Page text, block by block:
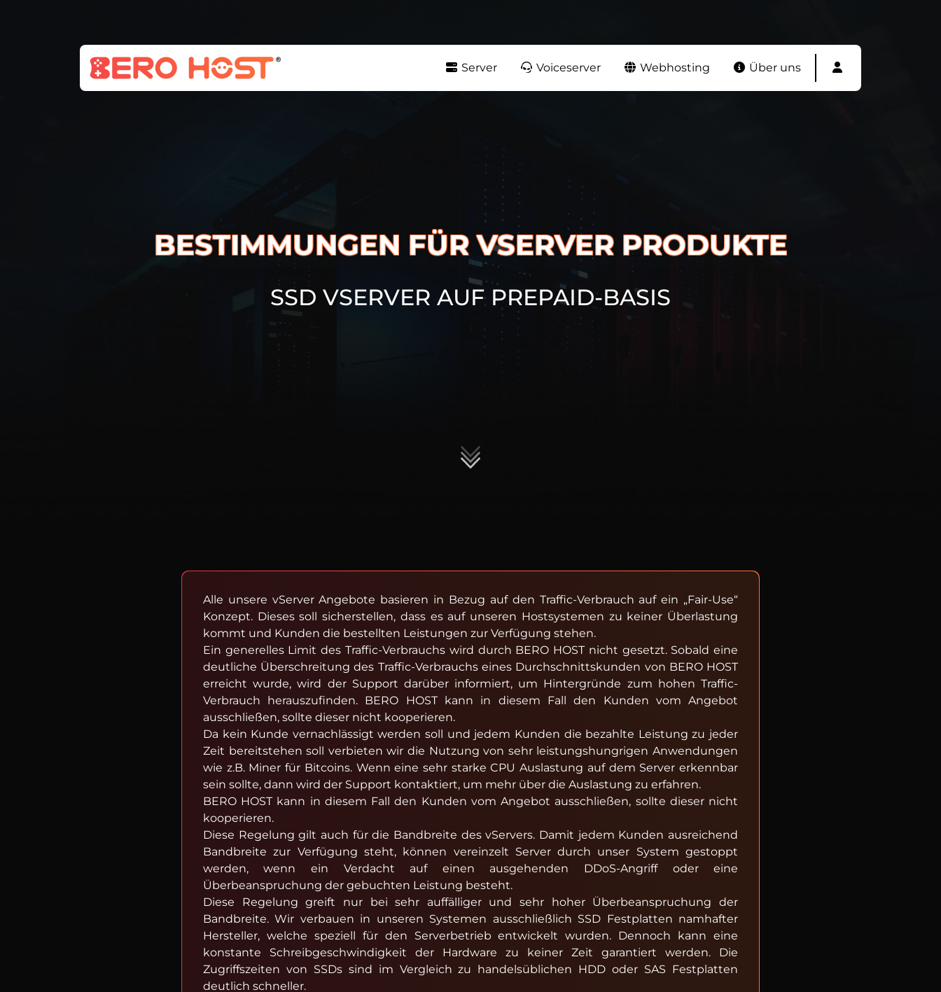
Server Voiceserver Webhosting Über uns
BESTIMMUNGEN FÜR VSERVER PRODUKTE
SSD VSERVER AUF PREPAID-BASIS
Alle unsere vServer Angebote basieren in Bezug auf den Traffic-Verbrauch auf ein „Fair-Use“
Konzept. Dieses soll sicherstellen, dass es auf unseren Hostsystemen zu keiner Überlastung
kommt und Kunden die bestellten Leistungen zur Verfügung stehen.
Ein generelles Limit des Traffic-Verbrauchs wird durch BERO HOST nicht gesetzt. Sobald eine
deutliche Überschreitung des Traffic-Verbrauchs eines Durchschnittskunden von BERO HOST
erreicht wurde, wird der Support darüber informiert, um Hintergründe zum hohen Traffic-
Verbrauch herauszufinden. BERO HOST kann in diesem Fall den Kunden vom Angebot
ausschließen, sollte dieser nicht kooperieren.
Da kein Kunde vernachlässigt werden soll und jedem Kunden die bezahlte Leistung zu jeder
Zeit bereitstehen soll verbieten wir die Nutzung von sehr leistungshungrigen Anwendungen
wie z.B. Miner für Bitcoins. Wenn eine sehr starke CPU Auslastung auf dem Server erkennbar
sein sollte, dann wird der Support kontaktiert, um mehr über die Auslastung zu erfahren.
BERO HOST kann in diesem Fall den Kunden vom Angebot ausschließen, sollte dieser nicht
kooperieren.
Diese Regelung gilt auch für die Bandbreite des vServers. Damit jedem Kunden ausreichend
Bandbreite zur Verfügung steht, können vereinzelt Server durch unser System gestoppt
werden, wenn ein Verdacht auf einen ausgehenden DDoS-Angriff oder eine
Überbeanspruchung der gebuchten Leistung besteht.
Diese Regelung greift nur bei sehr auffälliger und sehr hoher Überbeanspruchung der
Bandbreite. Wir verbauen in unseren Systemen ausschließlich SSD Festplatten namhafter
Hersteller, welche speziell für den Serverbetrieb entwickelt wurden. Dennoch kann eine
konstante Schreibgeschwindigkeit der Hardware zu keiner Zeit garantiert werden. Die
Zugriffszeiten von SSDs sind im Vergleich zu handelsüblichen HDD oder SAS Festplatten
deutlich schneller.